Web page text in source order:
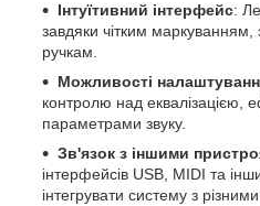
Інтуїтивний інтерфейс:
завдяки чітким
ручкам.
Можливості
контролю над еквалізацією,
параметрами звуку.
Зв'язок з іншими
інтерфейсів USB, MIDI та
інтегрувати систему з